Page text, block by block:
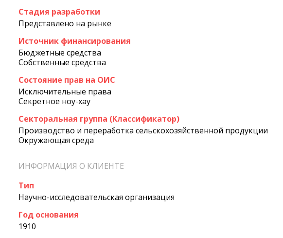
Стадия разработки
Представлено на рынке
Источник финансирования
Бюджетные средства
Собственные средства
Состояние прав на ОИС
Исключительные права
Секретное ноу-хау
Секторальная группа (Классификатор)
Производство и переработка сельскохозяйственной продукции
Окружающая среда
ИНФОРМАЦИЯ О КЛИЕНТЕ
Тип
Научно-исследовательская организация
Год основания
1910